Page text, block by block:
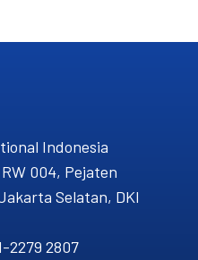
Indonesia
004, Pejaten
Selatan, DKI
2279 2807